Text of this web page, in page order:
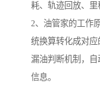
耗、轨迹回放、里
2、油管家的工作
统换算转化成对
漏油判断机制，
信息。